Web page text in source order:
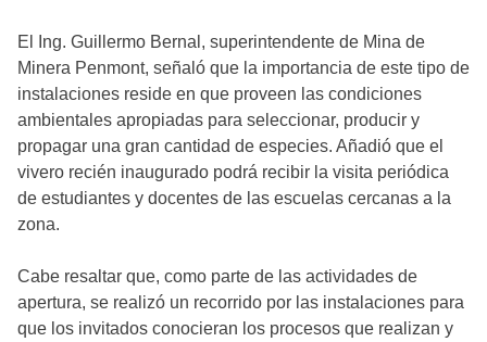
El Ing. Guillermo Bernal, superintendente de Mina de
Minera Penmont, señaló que la importancia de este tipo de
instalaciones reside en que proveen las condiciones
ambientales apropiadas para seleccionar, producir y
propagar una gran cantidad de especies. Añadió que el
vivero recién inaugurado podrá recibir la visita periódica
de estudiantes y docentes de las escuelas cercanas a la
zona.
Cabe resaltar que, como parte de las actividades de
apertura, se realizó un recorrido por las instalaciones para
que los invitados conocieran los procesos que realizan y